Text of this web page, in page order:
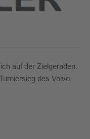
auf der Zielgeraden.
des Volvo